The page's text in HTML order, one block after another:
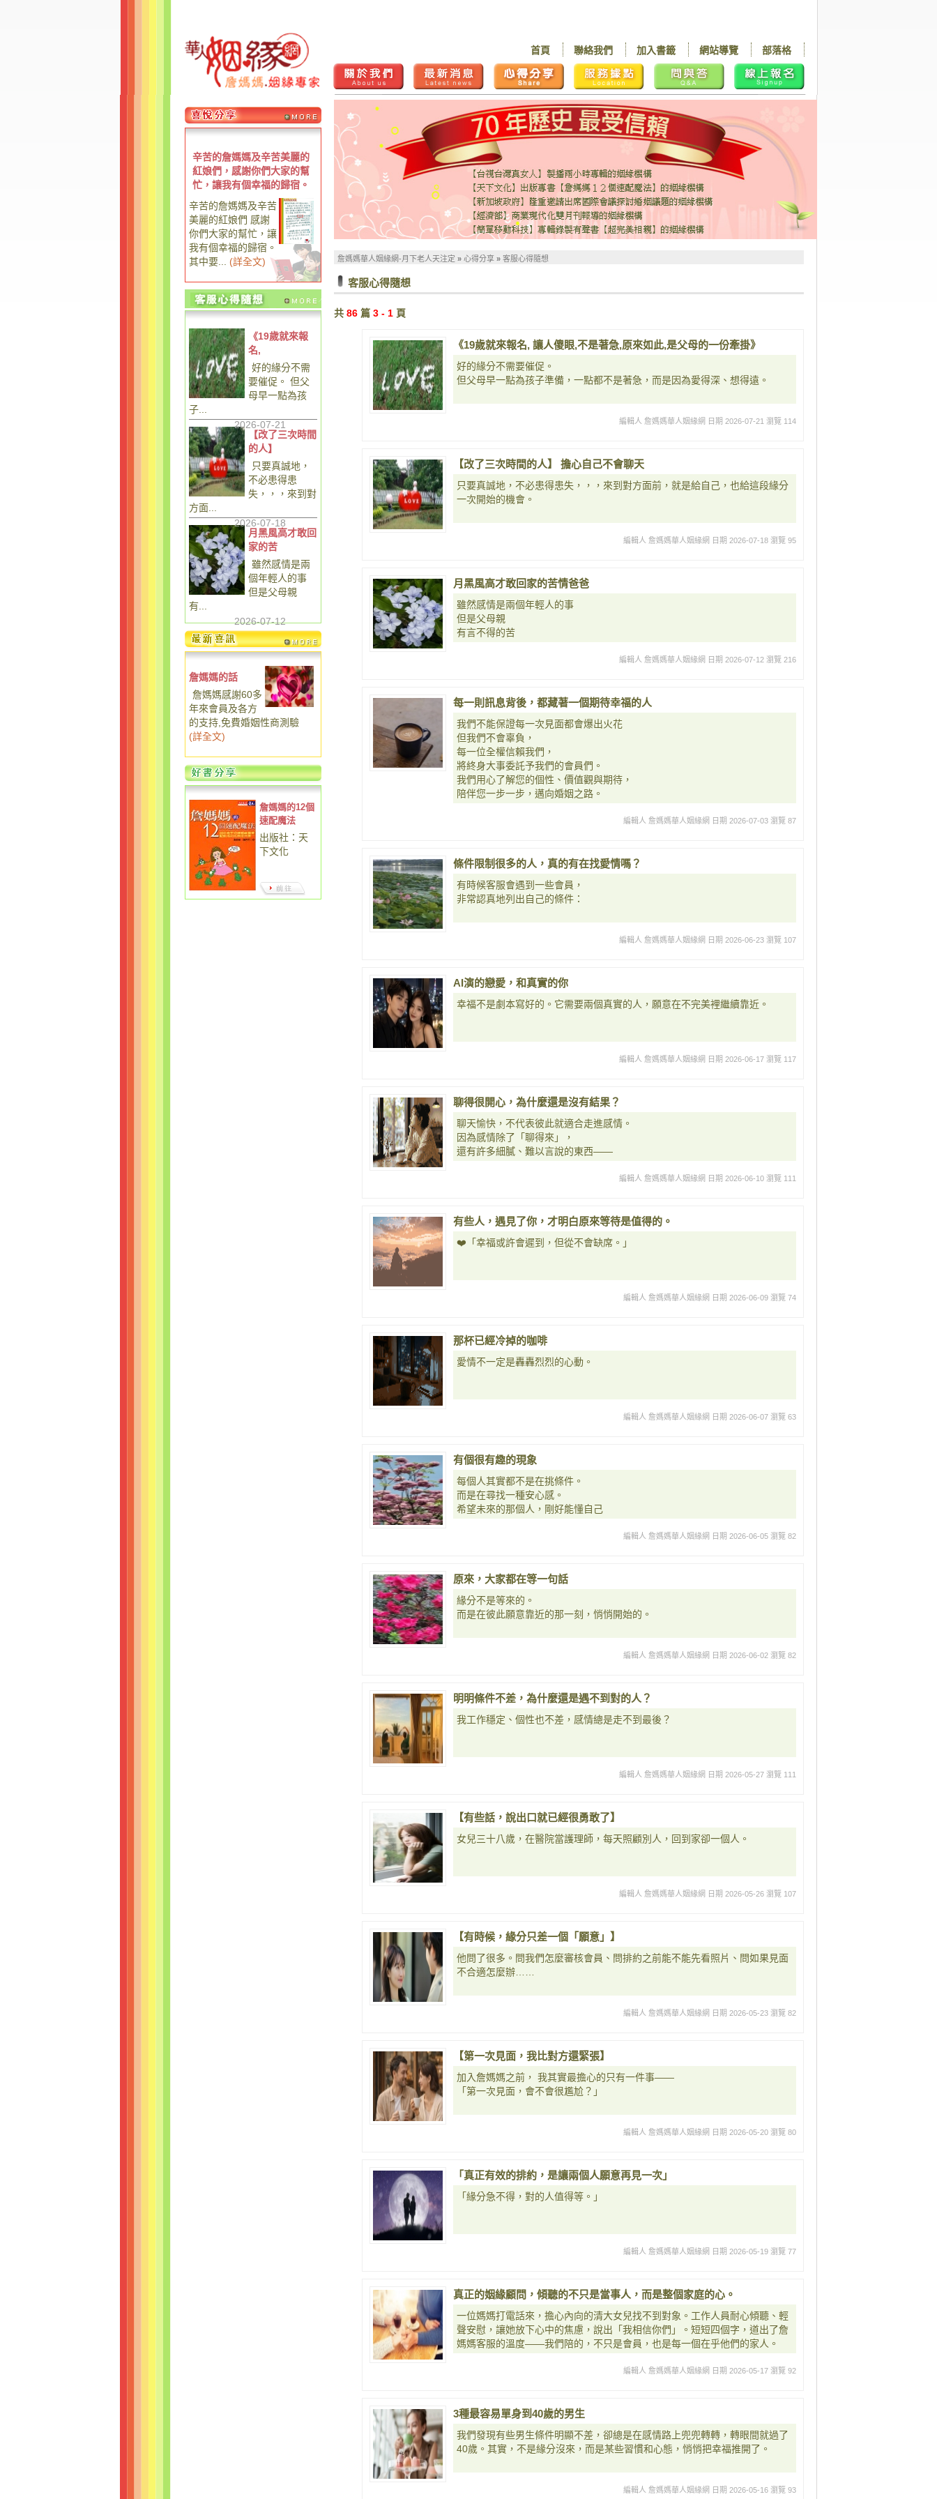
部落格
網站導覽
加入書籤
聯絡我們
首頁
辛苦的詹媽媽及辛苦美麗的
紅娘們，感謝你們大家的幫
忙，讓我有個幸福的歸宿。
辛苦的詹媽媽及辛苦
美麗的紅娘們 感謝
你們大家的幫忙，讓
我有個幸福的歸宿。
其中要...
(詳全文)
《19歲就來報
名,
好的緣分不需
要催促。 但父
母早一點為孩
子...
2026-07-21
【改了三次時間
的人】
只要真誠地，
不必患得患
失，，，來到對
方面...
2026-07-18
月黑風高才敢回
家的苦
雖然感情是兩
個年輕人的事
但是父母親
有...
2026-07-12
詹媽媽的話
詹媽媽感謝60多
年來會員及各方
的支持,免費婚姻性商測驗
(詳全文)
詹媽媽的12個
速配魔法
出版社：天
下文化
詹媽媽華人姻緣網-月下老人天注定 » 心得分享 » 客服心得隨想
客服心得隨想
共 86 篇 3 - 1 頁
《19歲就來報名, 讓人傻眼,不是著急,原來如此,是父母的一份牽掛》
好的緣分不需要催促。
但父母早一點為孩子準備，一點都不是著急，而是因為愛得深、想得遠。
編輯人 詹媽媽華人姻緣網 日期 2026-07-21 瀏覽 114
【改了三次時間的人】 擔心自己不會聊天
只要真誠地，不必患得患失，，，來到對方面前，就是給自己，也給這段緣分
一次開始的機會。
編輯人 詹媽媽華人姻緣網 日期 2026-07-18 瀏覽 95
月黑風高才敢回家的苦情爸爸
雖然感情是兩個年輕人的事
但是父母親
有言不得的苦
編輯人 詹媽媽華人姻緣網 日期 2026-07-12 瀏覽 216
每一則訊息背後，都藏著一個期待幸福的人
我們不能保證每一次見面都會爆出火花
但我們不會辜負，
每一位全權信賴我們，
將終身大事委託予我們的會員們。
我們用心了解您的個性、價值觀與期待，
陪伴您一步一步，邁向婚姻之路。
編輯人 詹媽媽華人姻緣網 日期 2026-07-03 瀏覽 87
條件限制很多的人，真的有在找愛情嗎？
有時候客服會遇到一些會員，
非常認真地列出自己的條件：
編輯人 詹媽媽華人姻緣網 日期 2026-06-23 瀏覽 107
AI演的戀愛，和真實的你
幸福不是劇本寫好的。它需要兩個真實的人，願意在不完美裡繼續靠近。
編輯人 詹媽媽華人姻緣網 日期 2026-06-17 瀏覽 117
聊得很開心，為什麼還是沒有結果？
聊天愉快，不代表彼此就適合走進感情。
因為感情除了「聊得來」，
還有許多細膩、難以言說的東西——
編輯人 詹媽媽華人姻緣網 日期 2026-06-10 瀏覽 111
有些人，遇見了你，才明白原來等待是值得的。
❤️「幸福或許會遲到，但從不會缺席。」
編輯人 詹媽媽華人姻緣網 日期 2026-06-09 瀏覽 74
那杯已經冷掉的咖啡
愛情不一定是轟轟烈烈的心動。
編輯人 詹媽媽華人姻緣網 日期 2026-06-07 瀏覽 63
有個很有趣的現象
每個人其實都不是在挑條件。
而是在尋找一種安心感。
希望未來的那個人，剛好能懂自己
編輯人 詹媽媽華人姻緣網 日期 2026-06-05 瀏覽 82
原來，大家都在等一句話
緣分不是等來的。
而是在彼此願意靠近的那一刻，悄悄開始的。
編輯人 詹媽媽華人姻緣網 日期 2026-06-02 瀏覽 82
明明條件不差，為什麼還是遇不到對的人？
我工作穩定、個性也不差，感情總是走不到最後？
編輯人 詹媽媽華人姻緣網 日期 2026-05-27 瀏覽 111
【有些話，說出口就已經很勇敢了】
女兒三十八歲，在醫院當護理師，每天照顧別人，回到家卻一個人。
編輯人 詹媽媽華人姻緣網 日期 2026-05-26 瀏覽 107
【有時候，緣分只差一個「願意」】
他問了很多。問我們怎麼審核會員、問排約之前能不能先看照片、問如果見面
不合適怎麼辦……
編輯人 詹媽媽華人姻緣網 日期 2026-05-23 瀏覽 82
【第一次見面，我比對方還緊張】
加入詹媽媽之前， 我其實最擔心的只有一件事——
「第一次見面，會不會很尷尬？」
編輯人 詹媽媽華人姻緣網 日期 2026-05-20 瀏覽 80
「真正有效的排約，是讓兩個人願意再見一次」
「緣分急不得，對的人值得等。」
編輯人 詹媽媽華人姻緣網 日期 2026-05-19 瀏覽 77
真正的姻緣顧問，傾聽的不只是當事人，而是整個家庭的心。
一位媽媽打電話來，擔心內向的清大女兒找不到對象。工作人員耐心傾聽、輕
聲安慰，讓她放下心中的焦慮，說出「我相信你們」。短短四個字，道出了詹
媽媽客服的溫度——我們陪的，不只是會員，也是每一個在乎他們的家人。
編輯人 詹媽媽華人姻緣網 日期 2026-05-17 瀏覽 92
3種最容易單身到40歲的男生
我們發現有些男生條件明顯不差，卻總是在感情路上兜兜轉轉，轉眼間就過了
40歲。其實，不是緣分沒來，而是某些習慣和心態，悄悄把幸福推開了。
編輯人 詹媽媽華人姻緣網 日期 2026-05-16 瀏覽 93